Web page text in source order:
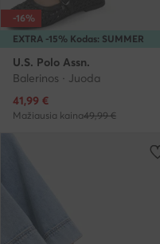
EXTRA -15% Kodas: SUMMER
-16%
U.S. Polo Assn.
Balerinos · Juoda
Dabartinė kaina
41,99 €
Mažiausia kaina49,99 €